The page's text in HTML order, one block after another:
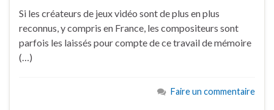
Si les créateurs de jeux vidéo sont de plus en plus
reconnus, y compris en France, les compositeurs sont
parfois les laissés pour compte de ce travail de mémoire
(…)
Faire un commentaire